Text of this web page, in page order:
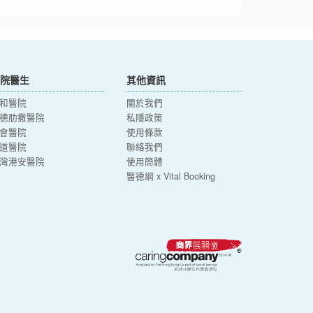
醫生
醫院
肋撒醫院
醫院
醫院
港安醫院
其他資訊
關於我們
私隱政策
使用條款
聯絡我們
使用簡體
醫德網 x Vital Booking